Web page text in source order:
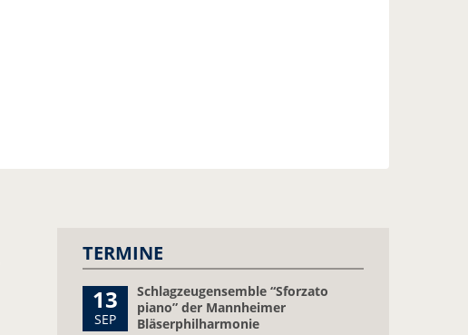
TERMINE
13
SEP
Schlagzeugensemble “Sforzato
piano” der Mannheimer
Bläserphilharmonie